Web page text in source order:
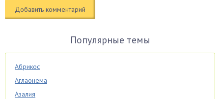
Популярные темы
Абрикос
Аглаонема
Азалия